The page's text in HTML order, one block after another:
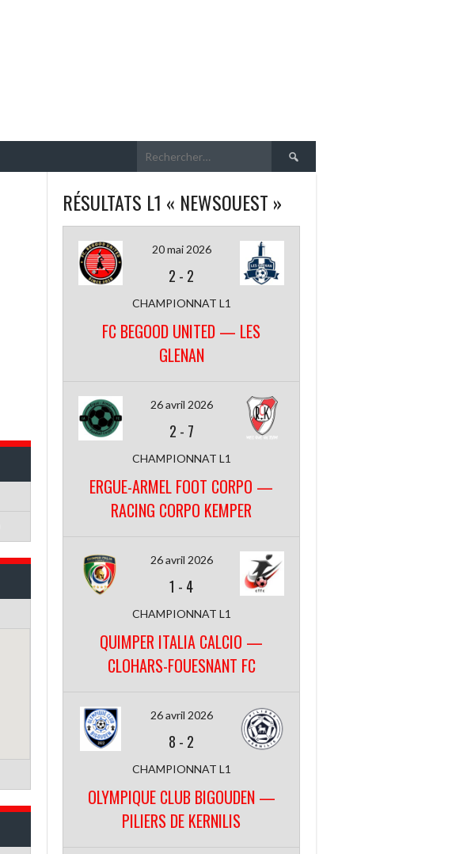
Rechercher :
RÉSULTATS L1 « NEWSOUEST »
20 mai 2026
2 - 2
CHAMPIONNAT L1
FC BEGOOD UNITED — LES
GLENAN
26 avril 2026
2 - 7
CHAMPIONNAT L1
ERGUE-ARMEL FOOT CORPO —
RACING CORPO KEMPER
26 avril 2026
1 - 4
CHAMPIONNAT L1
QUIMPER ITALIA CALCIO —
CLOHARS-FOUESNANT FC
26 avril 2026
8 - 2
CHAMPIONNAT L1
OLYMPIQUE CLUB BIGOUDEN —
PILIERS DE KERNILIS